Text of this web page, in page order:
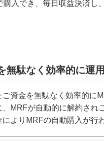
入でき、毎日収益決済し
駄なく効率的に運用
資金を無駄なく効率的に
MRFが自動的に解約され
よりMRFの自動購入が行